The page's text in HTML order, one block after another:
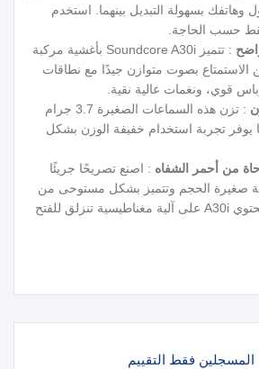
وهاتفك بسهولة التبديل بينهما. استخدم
حسب الحاجة.
: تتميز Soundcore A30i بأغشية مركبة
الاستمتاع بصوت متوازن جيدًا مع نطاقات
قوي، ونغمات عالية نقية.
: تزن هذه السماعات الصغيرة 3.7 جرام
تجربة استخدام خفيفة الوزن بشكل
من أحمر الشفاه : اصنع تصريحًا جريئًا
صغيرة الحجم وتتميز بشكل مستوحى من
أحمر الشفاه، وتحتوي A30i على آلية مغناطيسية تنزلق للفتح
فقط التقييم